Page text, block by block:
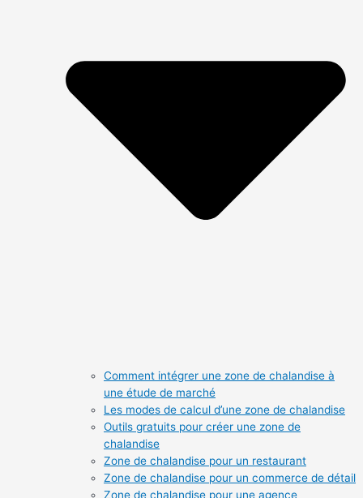
Comment intégrer une zone de chalandise à
une étude de marché
Les modes de calcul d’une zone de chalandise
Outils gratuits pour créer une zone de
chalandise
Zone de chalandise pour un restaurant
Zone de chalandise pour un commerce de détail
Zone de chalandise pour une agence